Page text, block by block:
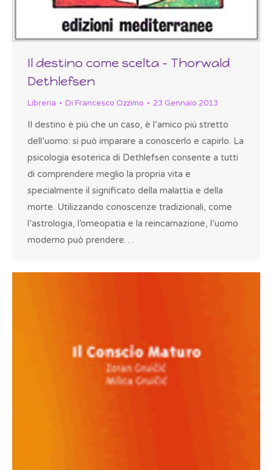
Il destino come scelta – Thorwald
Dethlefsen
Libreria Di Francesco Ozzimo 23 Gennaio 2013
Il destino è più che un caso, è l’amico più stretto
dell’uomo: si può imparare a conoscerlo e capirlo. La
psicologia esoterica di Dethlefsen consente a tutti
di comprendere meglio la propria vita e
specialmente il significato della malattia e della
morte. Utilizzando conoscenze tradizionali, come
l’astrologia, l’omeopatia e la reincarnazione, l’uomo
moderno può prendere…